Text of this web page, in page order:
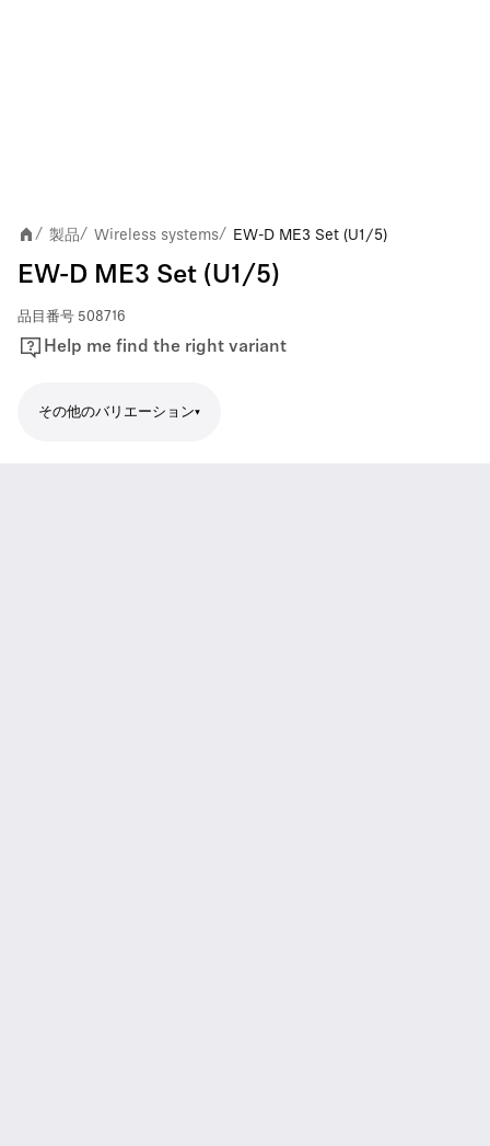
/ 製品/ Wireless systems/ EW-D ME3 Set (U1/5)
EW-D ME3 Set (U1/5)
品目番号 508716
Help me find the right variant
その他のバリエーション